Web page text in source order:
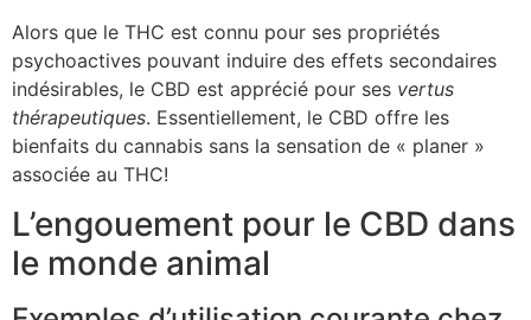
Alors que le THC est connu pour ses propriétés
psychoactives pouvant induire des effets secondaires
indésirables, le CBD est apprécié pour ses vertus
thérapeutiques. Essentiellement, le CBD offre les
bienfaits du cannabis sans la sensation de « planer »
associée au THC!
L’engouement pour le CBD dans
le monde animal